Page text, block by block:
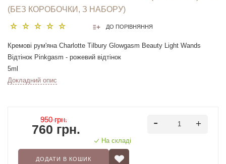
(БЕЗ КОРОБОЧКИ, З НАБОРУ)
ДО ПОРІВНЯННЯ
Кремові рум'яна Charlotte Tilbury Glowgasm Beauty Light Wands
Відтінок Pinkgasm - рожевий відтінок
5ml
Докладний опис
950 грн.
760 грн.
На складі
ДОДАТИ В КОШИК